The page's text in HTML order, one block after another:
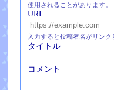
使用されることがあります。
URL
入力すると投稿者名がリンク
タイトル
コメント